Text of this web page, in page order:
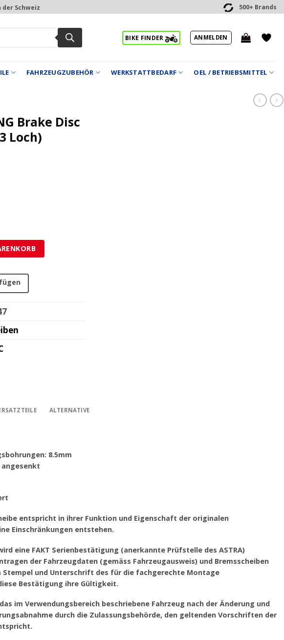
der Schweiz 500+ Brands
BIKE FINDER ANMELDEN
FAHRZEUGZUBEHÖR WERKSTATTBEDARF OEL / BETRIEBSMITTEL
Brake Disc
Loch)
58/3.5mm (3 Loch) Menge
ALTERNATIVE
8.5mm
entspricht in ihrer Funktion und Eigenschaft der originalen
Einschränkungen entstehen.
eine FAKT Serienbestätigung (anerkannte Prüfstelle des ASTRA)
der Fahrzeugdaten (gemäss Fahrzeugausweis) und Bremsscheiben
Stempel und Unterschrift des für die fachgerechte Montage
Bestätigung ihre Gültigkeit.
im Verwendungsbereich beschriebene Fahrzeug nach der Änderung und
durch die Zulassungsbehörde, den geltenden Vorschriften der